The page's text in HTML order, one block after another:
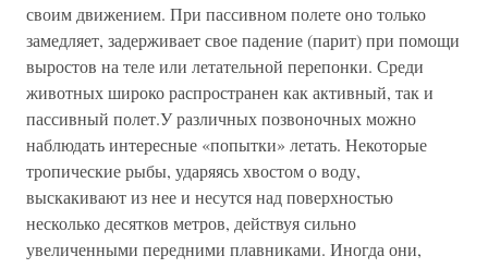
своим движением. При пассивном полете оно только
замедляет, задерживает свое падение (парит) при помощи
выростов на теле или летательной перепонки. Среди
животных широко распространен как активный, так и
пассивный полет.У различных позвоночных можно
наблюдать интересные «попытки» летать. Некоторые
тропические рыбы, ударяясь хвостом о воду,
выскакивают из нее и несутся над поверхностью
несколько десятков метров, действуя сильно
увеличенными передними плавниками. Иногда они,